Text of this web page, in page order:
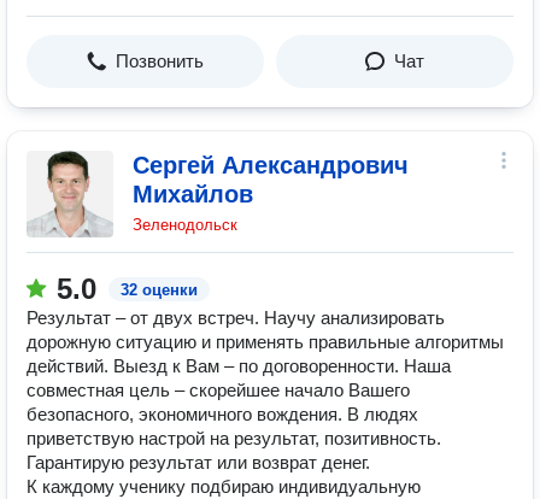
Позвонить Чат
Сергей Александрович
Михайлов
Зеленодольск
5.0 32 оценки
Результат – от двух встреч. Научу анализировать
дорожную ситуацию и применять правильные алгоритмы
действий. Выезд к Вам – по договоренности. Наша
совместная цель – скорейшее начало Вашего
безопасного, экономичного вождения. В людях
приветствую настрой на результат, позитивность.
Гарантирую результат или возврат денег.
К каждому ученику подбираю индивидуальную